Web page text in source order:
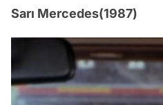
Sarı Mercedes(1987)